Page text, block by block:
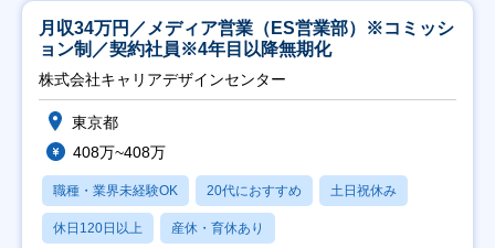
月収34万円／メディア営業（ES営業部）※コミッシ
ョン制／契約社員※4年目以降無期化
株式会社キャリアデザインセンター
東京都
408万~408万
職種・業界未経験OK 20代におすすめ 土日祝休み
休日120日以上 産休・育休あり